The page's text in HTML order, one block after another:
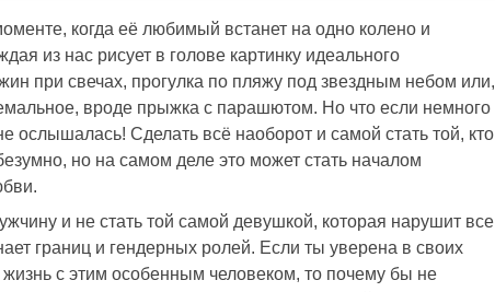
когда её любимый встанет на одно колено и
из нас рисует в голове картинку идеального
при свечах, прогулка по пляжу под звездным небом или,
вроде прыжка с парашютом. Но что если немного
ослышалась! Сделать всё наоборот и самой стать той, кто
но на самом деле это может стать началом
и не стать той самой девушкой, которая нарушит все
границ и гендерных ролей. Если ты уверена в своих
жизнь с этим особенным человеком, то почему бы не